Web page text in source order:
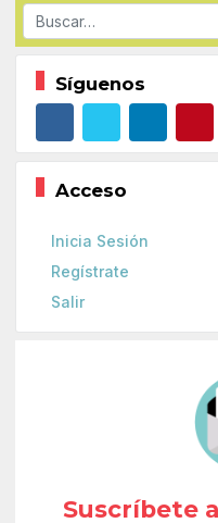
Buscar
Síguenos
Acceso
Inicia Sesión
Regístrate
Salir
Suscríbete